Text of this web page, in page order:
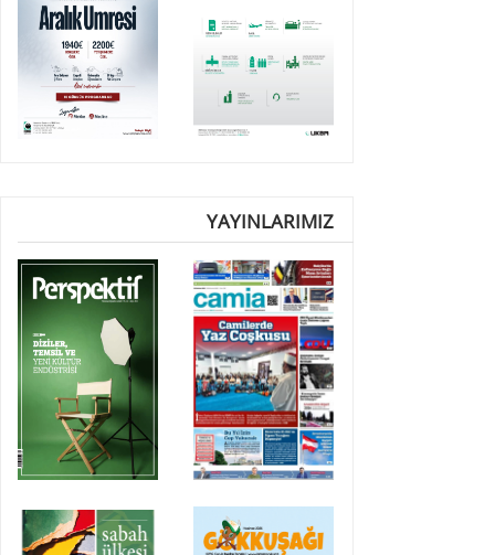
YAYINLARIMIZ